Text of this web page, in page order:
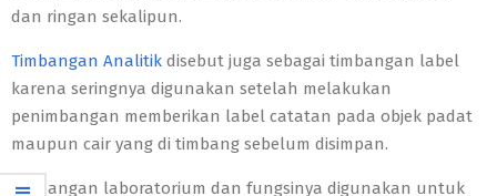
dan ringan sekalipun.
Timbangan Analitik disebut juga sebagai timbangan label
karena seringnya digunakan setelah melakukan
penimbangan memberikan label catatan pada objek padat
maupun cair yang di timbang sebelum disimpan.
Timbangan laboratorium dan fungsinya digunakan untuk